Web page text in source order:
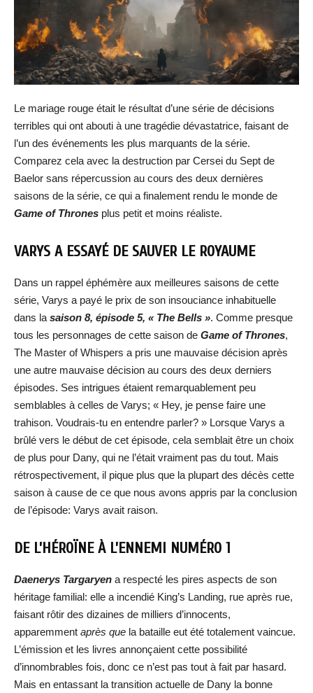
Le mariage rouge était le résultat d’une série de décisions
terribles qui ont abouti à une tragédie dévastatrice, faisant de
l’un des événements les plus marquants de la série.
Comparez cela avec la destruction par Cersei du Sept de
Baelor sans répercussion au cours des deux dernières
saisons de la série, ce qui a finalement rendu le monde de
Game of Thrones plus petit et moins réaliste.
VARYS A ESSAYÉ DE SAUVER LE ROYAUME
Dans un rappel éphémère aux meilleures saisons de cette
série, Varys a payé le prix de son insouciance inhabituelle
dans la saison 8, épisode 5, « The Bells ». Comme presque
tous les personnages de cette saison de Game of Thrones,
The Master of Whispers a pris une mauvaise décision après
une autre mauvaise décision au cours des deux derniers
épisodes. Ses intrigues étaient remarquablement peu
semblables à celles de Varys; « Hey, je pense faire une
trahison. Voudrais-tu en entendre parler? » Lorsque Varys a
brûlé vers le début de cet épisode, cela semblait être un choix
de plus pour Dany, qui ne l’était vraiment pas du tout. Mais
rétrospectivement, il pique plus que la plupart des décès cette
saison à cause de ce que nous avons appris par la conclusion
de l’épisode: Varys avait raison.
DE L’HÉROÏNE À L’ENNEMI NUMÉRO 1
Daenerys Targaryen a respecté les pires aspects de son
héritage familial: elle a incendié King’s Landing, rue après rue,
faisant rôtir des dizaines de milliers d’innocents,
apparemment après que la bataille eut été totalement vaincue.
L’émission et les livres annonçaient cette possibilité
d’innombrables fois, donc ce n’est pas tout à fait par hasard.
Mais en entassant la transition actuelle de Dany la bonne